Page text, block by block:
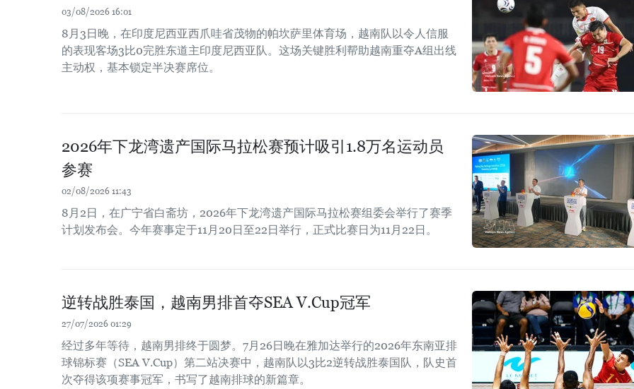
03/08/2026 16:01
8月3日晚，在印度尼西亚西爪哇省茂物的帕坎萨里体育场，越南队以令人信服
的表现客场3比0完胜东道主印度尼西亚队。这场关键胜利帮助越南重夺A组出线
主动权，基本锁定半决赛席位。
2026年下龙湾遗产国际马拉松赛预计吸引1.8万名运动员
参赛
02/08/2026 11:43
8月2日，在广宁省白斋坊，2026年下龙湾遗产国际马拉松赛组委会举行了赛季
计划发布会。今年赛事定于11月20日至22日举行，正式比赛日为11月22日。
逆转战胜泰国，越南男排首夺SEA V.Cup冠军
27/07/2026 01:29
经过多年等待，越南男排终于圆梦。7月26日晚在雅加达举行的2026年东南亚排
球锦标赛（SEA V.Cup）第二站决赛中，越南队以3比2逆转战胜泰国队，队史首
次夺得该项赛事冠军，书写了越南排球的新篇章。